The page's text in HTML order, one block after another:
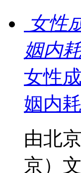
女性
姻内
女性
姻内
由北
京）